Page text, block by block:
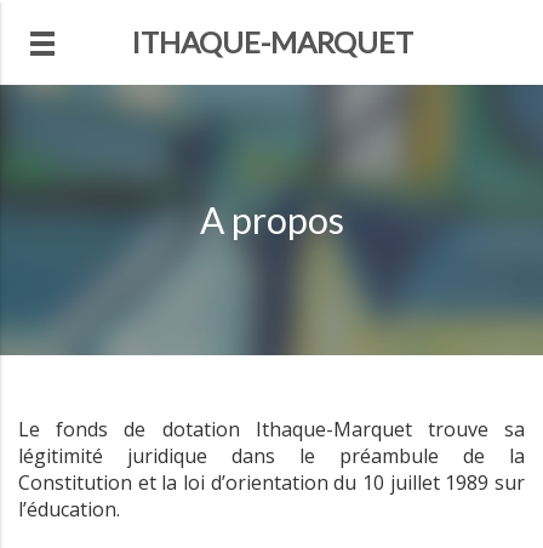
ITHAQUE-MARQUET
A propos
Le fonds de dotation Ithaque-Marquet trouve sa
légitimité juridique dans le préambule de la
Constitution et la loi d’orientation du 10 juillet 1989 sur
l’éducation.